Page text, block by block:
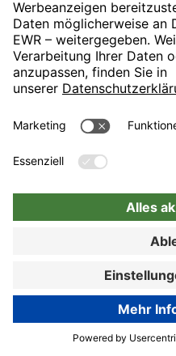
München mit direktem U-
Innenstadt. Unser Haus ist
Messebesuch, Ihre